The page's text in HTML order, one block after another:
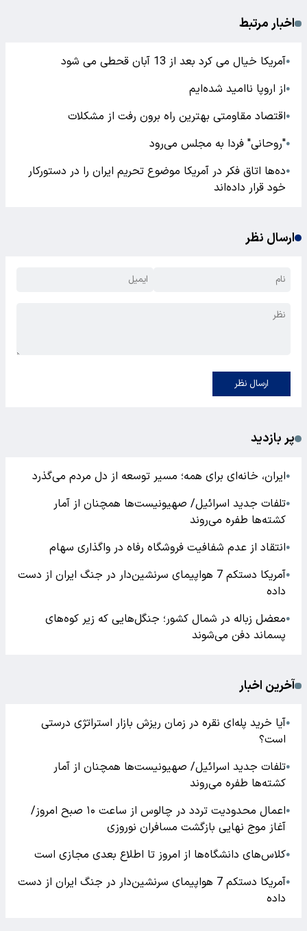
اخبار مرتبط
●آمریکا خیال می کرد بعد از 13 آبان قحطی می شود
●از اروپا ناامید شده‌ایم
●اقتصاد مقاومتی بهترین راه برون رفت از مشکلات
●"روحانی" فردا به مجلس می‌رود
●ده‌ها اتاق فکر در آمریکا موضوع تحریم ایران را در دستور‌کار
خود قرار داده‌اند
ارسال نظر
ارسال نظر
پر بازدید
●ایران، خانه‌ای برای همه؛ مسیر توسعه از دل مردم می‌گذرد
●تلفات جدید اسرائیل/ صهیونیست‌ها همچنان از آمار
کشته‌ها طفره می‌روند
●انتقاد از عدم شفافیت فروشگاه رفاه در واگذاری سهام
●
آمریکا دستکم 7 هواپیمای سرنشین‌دار در جنگ ایران از دست
داده
●معضل زباله در شمال کشور؛ جنگل‌هایی که زیر کوه‌های
پسماند دفن می‌شوند
آخرین اخبار
●آیا خرید پله‌ای نقره در زمان ریزش بازار استراتژی درستی
است؟
●تلفات جدید اسرائیل/ صهیونیست‌ها همچنان از آمار
کشته‌ها طفره می‌روند
●
اعمال محدودیت تردد در چالوس از ساعت ۱۰ صبح امروز/
آغاز موج نهایی بازگشت مسافران نوروزی
●کلاس‌های دانشگاه‌ها از امروز تا اطلاع بعدی مجازی است
●
آمریکا دستکم 7 هواپیمای سرنشین‌دار در جنگ ایران از دست
داده